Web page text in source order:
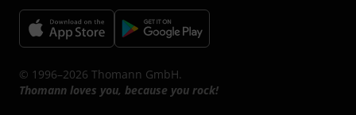
© 1996–2026 Thomann GmbH.
Thomann loves you, because you rock!